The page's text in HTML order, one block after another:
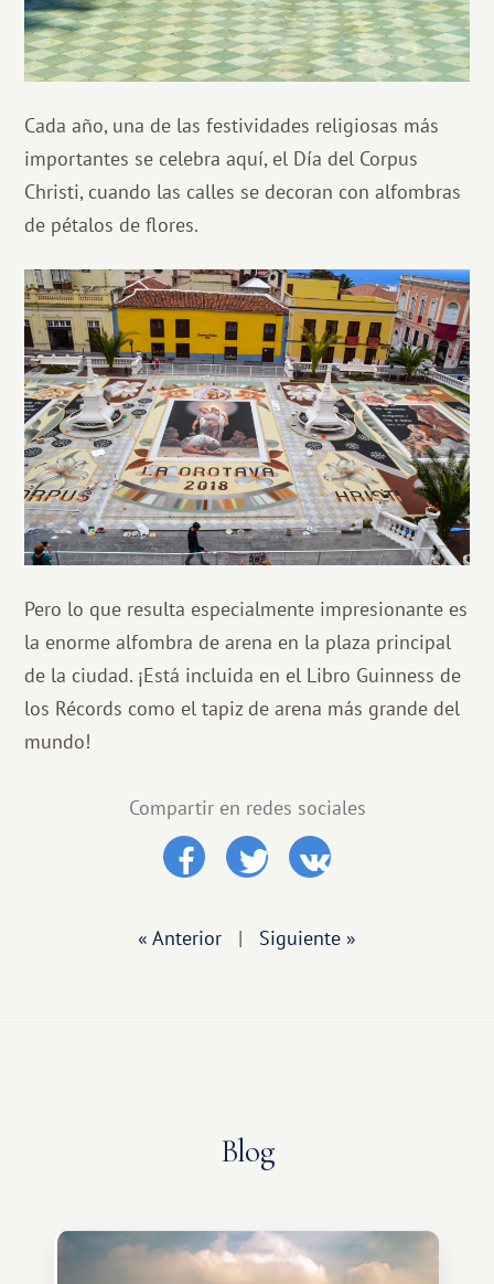
Cada año, una de las festividades religiosas más
importantes se celebra aquí, el Día del Corpus
Christi, cuando las calles se decoran con alfombras
de pétalos de flores.
Pero lo que resulta especialmente impresionante es
la enorme alfombra de arena en la plaza principal
de la ciudad. ¡Está incluida en el Libro Guinness de
los Récords como el tapiz de arena más grande del
mundo!
Compartir en redes sociales
« Anterior | Siguiente »
Blog